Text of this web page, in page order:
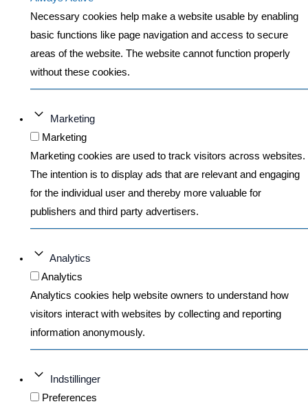
Necessary cookies help make a website usable by enabling
basic functions like page navigation and access to secure
areas of the website. The website cannot function properly
without these cookies.
Marketing
Marketing
Marketing cookies are used to track visitors across websites.
The intention is to display ads that are relevant and engaging
for the individual user and thereby more valuable for
publishers and third party advertisers.
Analytics
Analytics
Analytics cookies help website owners to understand how
visitors interact with websites by collecting and reporting
information anonymously.
Indstillinger
Preferences